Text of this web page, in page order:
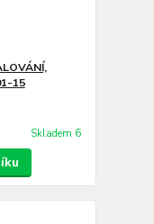
15
Skladem 6